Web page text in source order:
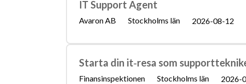
IT Support Agent
Avaron AB Stockholms län 2026-08-12
Starta din it‑resa som
Finansinspektionen Stockholms län 2026-